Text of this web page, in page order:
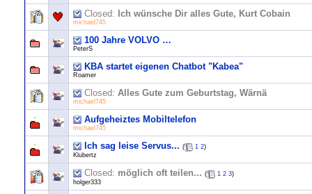
Closed: Ich wünsche Dir alles Gute, Kurt Cobain
michael745
100 Jahre VOLVO …
PeterS
KBA startet eigenen Chatbot "Kabea"
Roamer
Closed: Alles Gute zum Geburtstag, Wärnä
michael745
Aufgeheiztes Mobiltelefon
michael745
Ich sag leise Servus... ( 1 2)
Klubertz
Closed: möglich oft teilen... ( 1 2 3)
holger333